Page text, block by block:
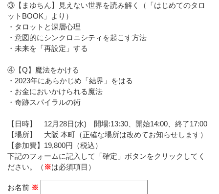
③【まゆちん】見えない世界を読み解く（「はじめてのタロ
ットBOOK」より）
・タロットと深層心理
・意図的にシンクロニシティを起こす方法
・未来を「再設定」する
④【Q】魔法をかける
・2023年にあらかじめ「結界」をはる
・お金においかけられる魔法
・奇跡スパイラルの術
【日時】 12月28日(水) 開場:13:30、開始14:00、終了17:00
【場所】 大阪 本町（正確な場所は改めてお知らせします）
【参加費】19,800円（税込）
下記のフォームに記入して「確定」ボタンをクリックしてく
ださい。（ ※は必須項目）
お名前 ※